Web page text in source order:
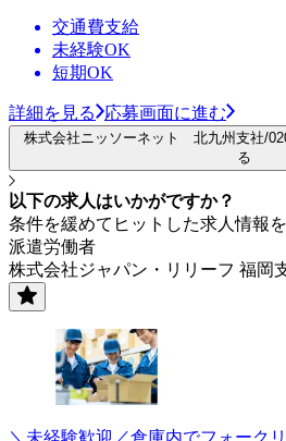
交通費支給
未経験OK
短期OK
詳細を見る 応募画面に進む
株式会社ニッソーネット 北九州支社/
る
以下の求人はいかがですか？
条件を緩めてヒットした求人情報
派遣労働者
株式会社ジャパン・リリーフ 福岡
＼未経験歓迎／倉庫内でフォーク